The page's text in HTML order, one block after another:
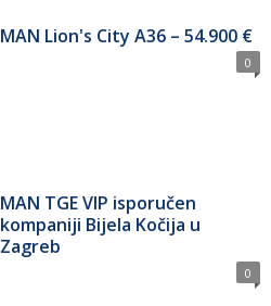
MAN Lion's City A36 – 54.900 €
0
MAN TGE VIP isporučen
kompaniji Bijela Kočija u
Zagreb
0